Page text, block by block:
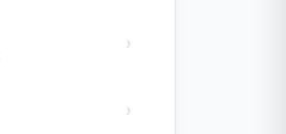
›
›